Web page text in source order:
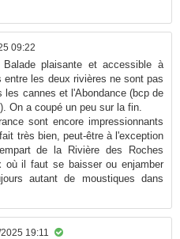
09:22
plaisante et accessible à
les deux rivières ne sont pas
les cannes et l'Abondance (bcp de
On a coupé un peu sur la fin.
sont encore impressionnants
très bien, peut-être à l'exception
de la Rivière des Roches
où il faut se baisser ou enjamber
autant de moustiques dans
19:11